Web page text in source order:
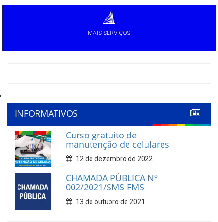
MAIS SERVIÇOS
'
INFORMATIVOS
Curso gratuito de
manutenção de celulares
12 de dezembro de 2022
CHAMADA PÚBLICA Nº
002/2021/SMS-FMS
13 de outubro de 2021